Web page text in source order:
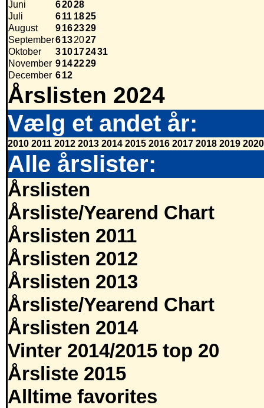
Juni 62028
Juli
611 1825
August
9162329
September6132027
Oktober
310172431
November 9142229
December 612
Årslisten 2024
Vælg et andet år:
2010 2011 2012 2013 2014 2015 2016 2017 2018 2019 2020
Alle årslister:
Årslisten
Årsliste/Yearend Chart
Årslisten 2011
Årslisten 2012
Årslisten 2013
Årsliste/Yearend Chart
Årslisten 2014
Vinter 2014/2015 top 20
Årsliste 2015
Alltime favorites